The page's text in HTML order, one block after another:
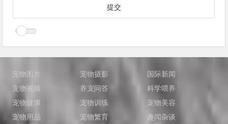
宠物图片 宠物摄影
国际新闻
宠物视频
养宠问答
科学喂养
宠物健康
宠物训练
宠物美容
宠物用品
宠物繁育 趣闻杂谈